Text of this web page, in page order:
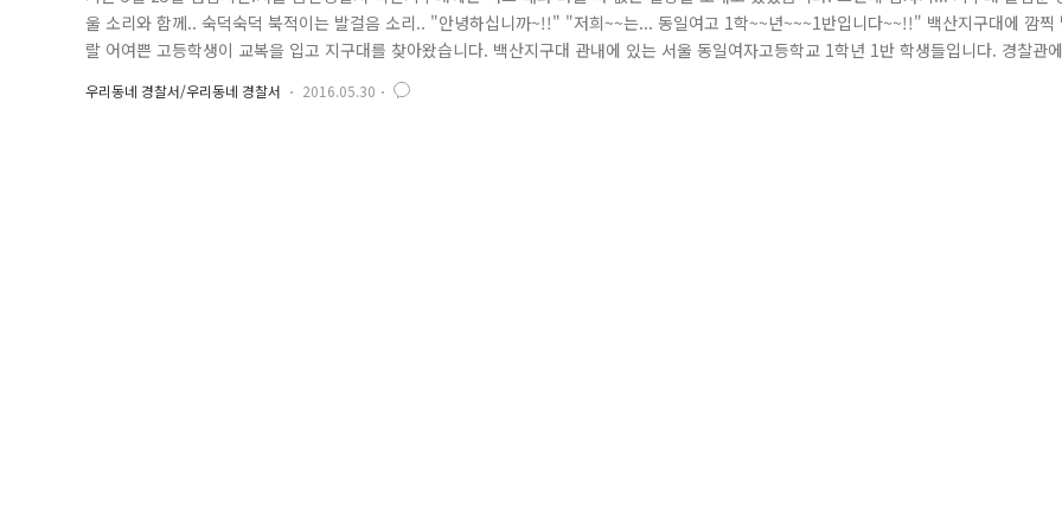
울 소리와 함께.. 숙덕숙덕 북적이는 발걸음 소리.. "안녕하십니까~!!" "저희~~는... 동일여고 1학~~년~~~1반입니다~~!!" 백산지구대에 깜찍
랄 어여쁜 고등학생이 교복을 입고 지구대를 찾아왔습니다. 백산지구대 관내에 있는 서울 동일여자고등학교 1학년 1반 학생들입니다. 경찰관에
게 항상 동네를 안전하게 지켜주셔서 감사하다는 마음을 전하기 위해 찾아왔다는 28명의 학생은 지구대를 한가득 채웠습니다. 아직도 이런 학생
들이 있다는 것에 새삼 놀란 백산지구대 경찰관의 입가엔 삼촌 웃음이 가시질 않았습니다.^^ 항상 가족의 안전을 위해 밤낮으로 고생하는 경찰..
우리동네 경찰서/우리동네 경찰서 2016.05.30